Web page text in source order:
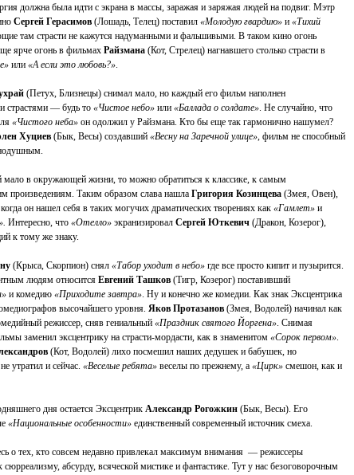
должна была идти с экрана в массы, заражая и заряжая людей на подвиг. Мэтр
Сергей Герасимов (Лошадь, Телец) поставил «Молодую гвардию» и «Тихий
там страсти не кажутся надуманными и фальшивыми. В таком кино огонь
ярче огонь в фильмах Райзмана (Кот, Стрелец) нагнавшего столько страсти в
или «А если это любовь?».
(Петух, Близнецы) снимал мало, но каждый его фильм наполнен
страстями — будь то «Чистое небо» или «Баллада о солдате». Не случайно, что
«Чистого неба» он одолжил у Райзмана. Кто бы еще так гармонично нашумел?
Хуциев (Бык, Весы) создавший «Весну на Заречной улице», фильм не способный
мало в окружающей жизни, то можно обратиться к классике, к самым
произведениям. Таким образом слава нашла Григория Козинцева (Змея, Овен),
когда он нашел себя в таких могучих драматических творениях как «Гамлет» и
Интересно, что «Отелло» экранизировал Сергей Юткевич (Дракон, Козерог),
к тому же знаку.
(Крыса, Скорпион) снял «Табор уходит в небо» где все просто кипит и пузырится.
людям относится Евгений Ташков (Тигр, Козерог) поставивший
и комедию «Приходите завтра». Ну и конечно же комедии. Как знак Эксцентрика
высочайшего уровня. Яков Протазанов (Змея, Водолей) начинал как
режиссер, сняв гениальный «Праздник святого Йоргена». Снимая
заменил эксцентрику на страсти-мордасти, как в знаменитом «Сорок первом».
(Кот, Водолей) лихо посмешил наших дедушек и бабушек, но
утратил и сейчас. «Веселые ребята» веселы по прежнему, а «Цирк» смешон, как и
дня остается Эксцентрик Александр Рогожкин (Бык, Весы). Его
«Национальные особенности» единственный современный источник смеха.
о тех, кто совсем недавно привлекал максимум внимания — режиссеры
абсурду, всяческой мистике и фантастике. Тут у нас безоговорочным